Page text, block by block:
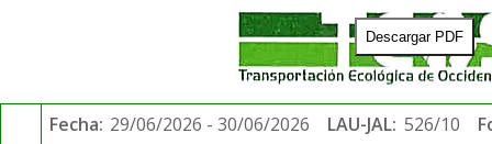
Descargar PDF
Fecha: 29/06/2026 - 30/06/2026 LAU-JAL: 526/10